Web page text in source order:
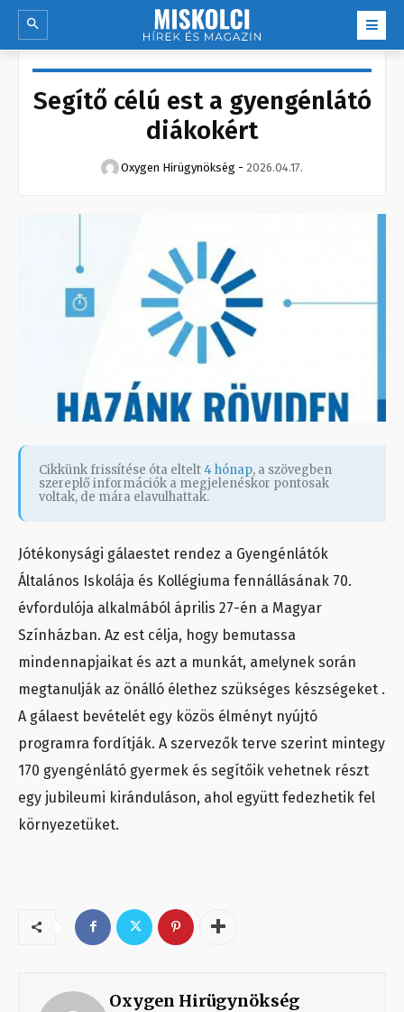
Segítő célú est a gyengénlátó
diákokért
Oxygen Hirügynökség - 2026.04.17.
Cikkünk frissítése óta eltelt4 hónap, a szövegben
szereplő információk a megjelenéskor pontosak
voltak, de mára elavulhattak.
Jótékonysági gálaestet rendez a Gyengénlátók
Általános Iskolája és Kollégiuma fennállásának 70.
évfordulója alkalmából április 27-én a Magyar
Színházban. Az est célja, hogy bemutassa
mindennapjaikat és azt a munkát, amelynek során
megtanulják az önálló élethez szükséges készségeket .
A gálaest bevételét egy közös élményt nyújtó
programra fordítják. A szervezők terve szerint mintegy
170 gyengénlátó gyermek és segítőik vehetnek részt
egy jubileumi kiránduláson, ahol együtt fedezhetik fel
környezetüket.
Oxygen Hirügynökség